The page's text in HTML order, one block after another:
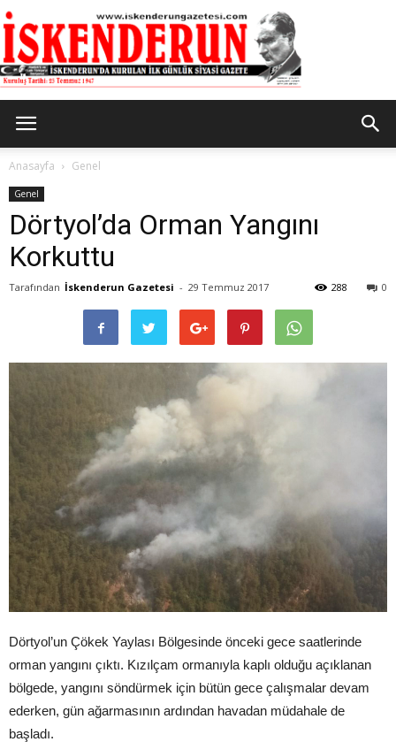
Gazetesi
Anasayfa Genel
Genel
Dörtyol’da Orman Yangını
Korkuttu
Tarafından İskenderun Gazetesi - 29 Temmuz 2017 0
288
Dörtyol’un Çökek Yaylası Bölgesinde önceki gece saatlerinde
orman yangını çıktı. Kızılçam ormanıyla kaplı olduğu açıklanan
bölgede, yangını söndürmek için bütün gece çalışmalar devam
ederken, gün ağarmasının ardından havadan müdahale de
başladı.